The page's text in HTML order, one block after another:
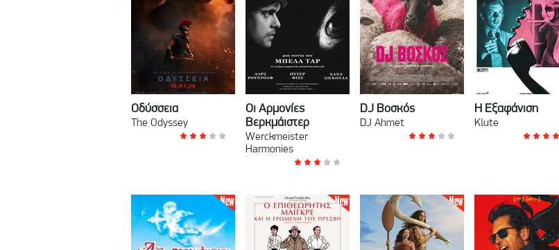
Οδύσσεια
The Odyssey
Οι Αρμονίες
Βερκμάιστερ
Werckmeister
Harmonies
DJ Βοσκός
DJ Ahmet
Η Εξαφάνιση
Klute